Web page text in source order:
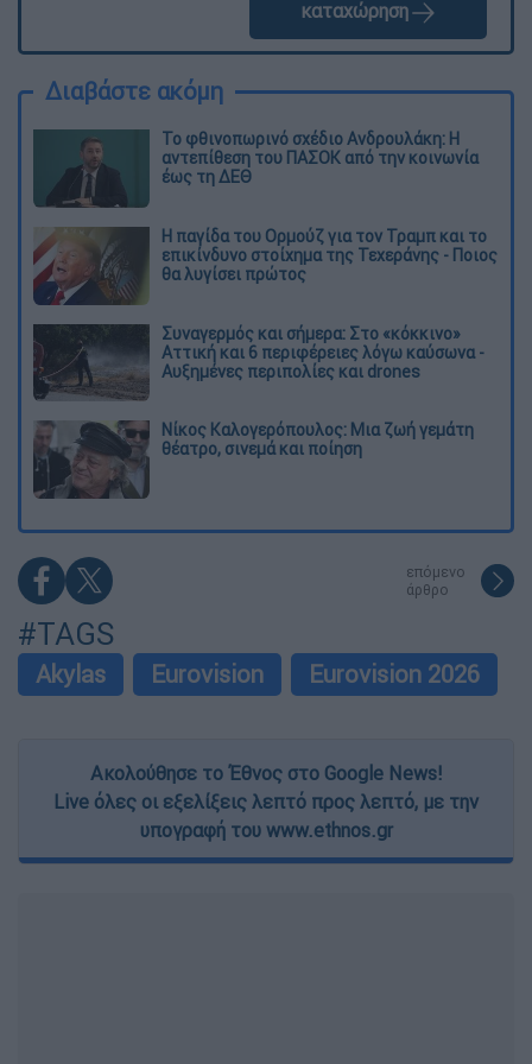
καταχώρηση
Διαβάστε ακόμη
Το φθινοπωρινό σχέδιο Ανδρουλάκη: Η
αντεπίθεση του ΠΑΣΟΚ από την κοινωνία
έως τη ΔΕΘ
Η παγίδα του Ορμούζ για τον Τραμπ και το
επικίνδυνο στοίχημα της Τεχεράνης - Ποιος
θα λυγίσει πρώτος
Συναγερμός και σήμερα: Στο «κόκκινο»
Αττική και 6 περιφέρειες λόγω καύσωνα -
Αυξημένες περιπολίες και drones
Νίκος Καλογερόπουλος: Μια ζωή γεμάτη
θέατρο, σινεμά και ποίηση
επόμενο
άρθρο
#TAGS
Akylas Eurovision Eurovision 2026
Ακολούθησε το Έθνος στο Google News!
Live όλες οι εξελίξεις λεπτό προς λεπτό, με την
υπογραφή του www.ethnos.gr